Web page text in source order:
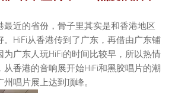
最近的省份，骨子里其实是和香港地区
HiFi从香港传到了广东，再借由广东铺
为广东人玩HiFi的时间比较早，所以热情
香港的音响展开始HiFi和黑胶唱片的潮
唱片展上达到顶峰。